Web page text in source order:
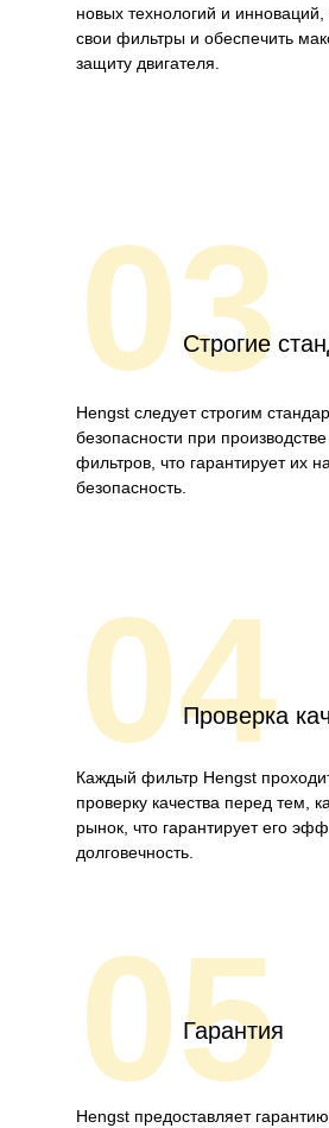
новых технологий и
свои фильтры и обеспечить
защиту двигателя.
03
Строгие
Hengst следует строгим
безопасности при
фильтров, что гарантирует их
безопасность.
04
Проверка
Каждый фильтр Hengst
проверку качества перед тем,
рынок, что гарантирует его
долговечность.
05
Гарантия
Hengst предоставляет